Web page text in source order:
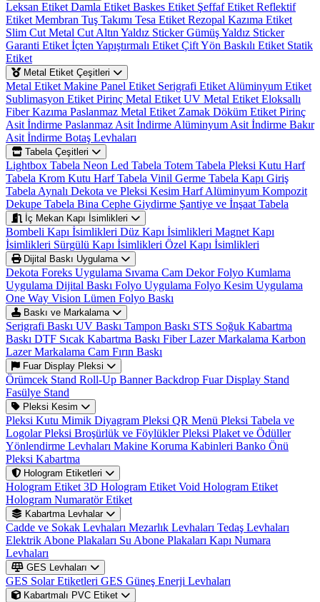
Leksan Etiket Damla Etiket Baskes Etiket Şeffaf Etiket Reflektif
Etiket Membran Tuş Takımı Tesa Etiket Rezopal Kazıma Etiket
Slim Cut Metal Cut Altın Yaldız StickerGümüş Yaldız Sticker
Garanti Etiket İçten Yapıştırmalı Etiket Çift Yön Baskılı Etiket Statik
Etiket
Metal Etiket Çeşitleri
Metal Etiket Makine Panel Etiket Serigrafi Etiket Alüminyum Etiket
Sublimasyon Etiket Pirinç Metal Etiket UV Metal Etiket Eloksallı
Fiber Kazıma Paslanmaz Metal Etiket Zamak Döküm Etiket Pirinç
Asit İndirme Paslanmaz Asit İndirme Alüminyum Asit İndirme Bakır
Asit İndirme Botaş Levhaları
Tabela Çeşitleri
Lightbox Tabela Neon Led Tabela Totem Tabela Pleksi Kutu Harf
Tabela Krom Kutu Harf Tabela Vinil Germe Tabela Kapı Giriş
Tabela Aynalı Dekota ve Pleksi Kesim HarfAlüminyum Kompozit
Dekupe Tabela Bina Cephe Giydirme Şantiye ve İnşaat Tabela
İç Mekan Kapı İsimlikleri
Bombeli Kapı İsimlikleri Düz Kapı İsimlikleri Magnet Kapı
İsimlikleri Sürgülü Kapı İsimlikleri Özel Kapı İsimlikleri
Dijital Baskı Uygulama
Dekota Foreks Uygulama Sıvama Cam Dekor Folyo Kumlama
Uygulama Dijital Baskı Folyo Uygulama Folyo Kesim Uygulama
One Way Vision Lümen Folyo Baskı
Baskı ve Markalama
Serigrafi Baskı UV Baskı Tampon Baskı STS Soğuk Kabartma
Baskı DTF Sıcak Kabartma Baskı Fiber Lazer Markalama Karbon
Lazer Markalama Cam Fırın Baskı
Fuar Display Pleksi
Örümcek Stand Roll-Up BannerBackdrop Fuar Display Stand
Fasülye Stand
Pleksi Kesim
Pleksi Kutu Mimik Diyagram Pleksi QR Menü Pleksi Tabela ve
LogolarPleksi Broşürlük ve FöylüklerPleksi Plaket ve Ödüller
Yönlendirme Levhaları Makine Koruma Kabinleri Banko Önü
Pleksi Kabartma
Hologram Etiketleri
Hologram Etiket 3D Hologram Etiket Void Hologram Etiket
Hologram Numaratör Etiket
Kabartma Levhalar
Cadde ve Sokak Levhaları Mezarlık Levhaları Tedaş Levhaları
Elektrik Abone Plakaları Su Abone Plakaları Kapı Numara
Levhaları
GES Levhaları
GES Solar Etiketleri GES Güneş Enerji Levhaları
Kabartmalı PVC Etiket